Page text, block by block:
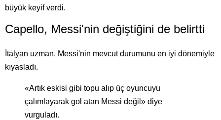
büyük keyif verdi.
Capello, Messi'nin değiştiğini de belirtti
İtalyan uzman, Messi'nin mevcut durumunu en iyi dönemiyle
kıyasladı.
«Artık eskisi gibi topu alıp üç oyuncuyu
çalımlayarak gol atan Messi değil» diye
vurguladı.